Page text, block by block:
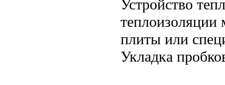
Устройство
теплоизоляции
плиты или
Укладка